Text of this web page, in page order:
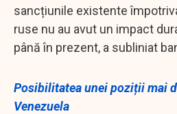
sancțiunile existente
ruse nu au avut un impact
până în prezent, a subliniat
Posibilitatea unei poziții mai
Venezuela